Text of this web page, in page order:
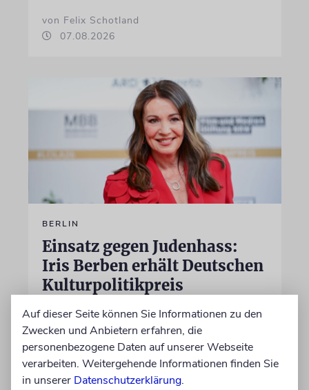
von Felix Schotland
07.08.2026
BERLIN
Einsatz gegen Judenhass:
Iris Berben erhält Deutschen
Kulturpolitikpreis
Die Schauspielerin steht nicht nur vor der
Kamera, sondern engagiert sich auch
ehrenamtlich. Der Deutsche Kulturrat würdigt
diese Leistung mit einem Preis. Igor Levit ist
Laudator
Auf dieser Seite können Sie Informationen zu den
Zwecken und Anbietern erfahren, die
personenbezogene Daten auf unserer Webseite
verarbeiten. Weitergehende Informationen finden Sie
in unserer Datenschutzerklärung.